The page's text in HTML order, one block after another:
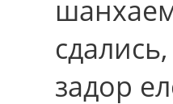
задор